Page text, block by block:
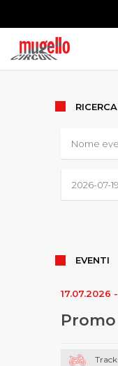
RICERCA
EVENTI
17.07.2026 -
Promo